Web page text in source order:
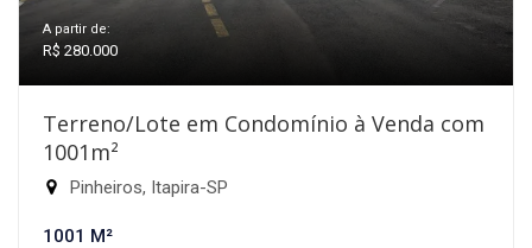
A partir de:
R$ 280.000
Terreno/Lote em Condomínio à Venda com
1001m²
Pinheiros, Itapira-SP
1001 M²